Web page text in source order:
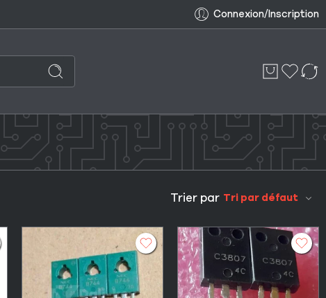
Connexion/Inscription
Trier par Tri par défaut